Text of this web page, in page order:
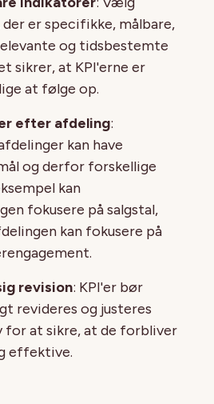
er specifikke, målbare,
og tidsbestemte
sikrer, at KPI'erne er
at følge op.
efter afdeling:
kan have
og derfor forskellige
kan
fokusere på salgstal,
kan fokusere på
revision: KPI'er bør
revideres og justeres
for at sikre, at de forbliver
effektive.